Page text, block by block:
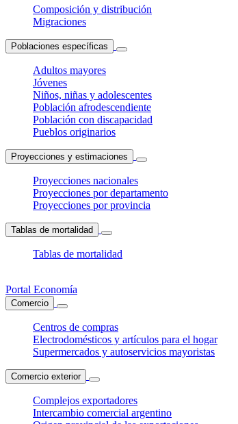
Composición y distribución
Migraciones
Poblaciones específicas
Adultos mayores
Jóvenes
Niños, niñas y adolescentes
Población afrodescendiente
Población con discapacidad
Pueblos originarios
Proyecciones y estimaciones
Proyecciones nacionales
Proyecciones por departamento
Proyecciones por provincia
Tablas de mortalidad
Tablas de mortalidad
Portal Economía
Comercio
Centros de compras
Electrodomésticos y artículos para el hogar
Supermercados y autoservicios mayoristas
Comercio exterior
Complejos exportadores
Intercambio comercial argentino